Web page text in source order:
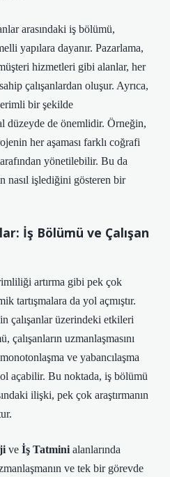
arasındaki iş bölümü,
yapılara dayanır. Pazarlama,
hizmetleri gibi alanlar, her
çalışanlardan oluşur. Ayrıca,
bir şekilde
düzeyde de önemlidir. Örneğin,
her aşaması farklı coğrafi
yönetilebilir. Bu da
nasıl işlediğini gösteren bir
İş Bölümü ve Çalışan
artırma gibi pek çok
tartışmalara da yol açmıştır.
çalışanlar üzerindeki etkileri
çalışanların uzmanlaşmasını
ve yabancılaşma
açabilir. Bu noktada, iş bölümü
ilişki, pek çok araştırmanın
ve İş Tatmini alanlarında
ve tek bir görevde